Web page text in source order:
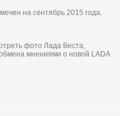
на сентябрь 2015 года.
фото Лада Веста,
мнениями о новой LADA